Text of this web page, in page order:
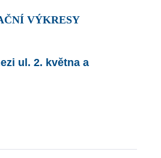
VÝKRESY
ul. 2. května a